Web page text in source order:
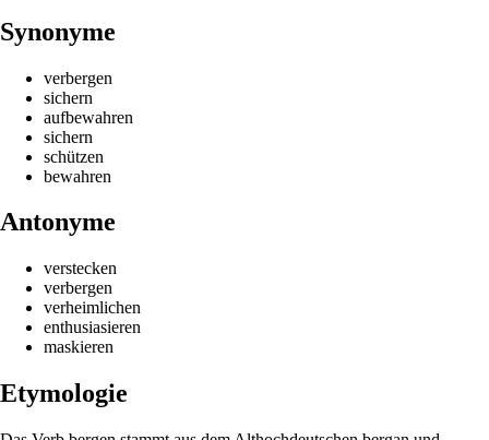
Synonyme
verbergen
sichern
aufbewahren
sichern
schützen
bewahren
Antonyme
verstecken
verbergen
verheimlichen
enthusiasieren
maskieren
Etymologie